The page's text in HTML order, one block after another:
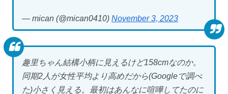
— mican (@mican0410) November 3, 2023
趣里ちゃん結構小柄に見えるけど158cmなのか。
同期2人が女性平均より高めだから(Googleで調べ
た)小さく見える。最初はあんなに喧嘩してたのに